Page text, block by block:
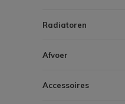
Radiatoren
Afvoer
Accessoires